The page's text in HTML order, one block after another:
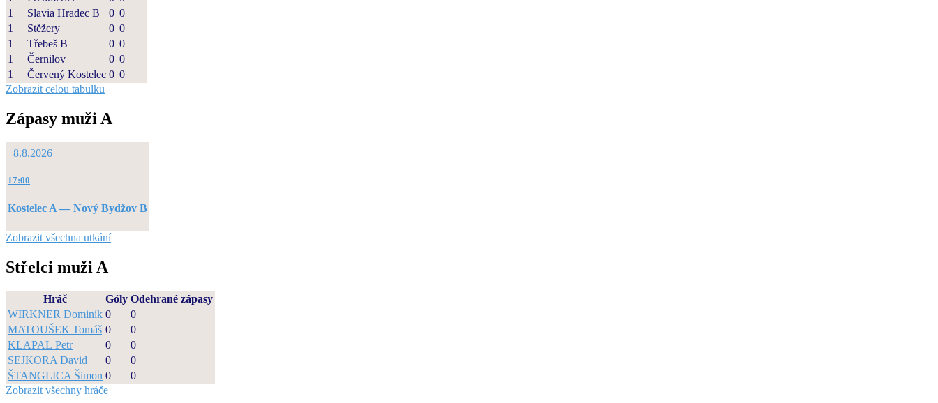
1
Slavia Hradec B 0 0
1
Stěžery 0 0
1
Třebeš B 0 0
1
Černilov 0 0
1
Červený Kostelec 0 0
Zobrazit celou tabulku
Zápasy muži A
8.8.2026
17:00
Kostelec A — Nový Bydžov B
Zobrazit všechna utkání
Střelci muži A
Hráč Góly Odehrané zápasy
WIRKNER Dominik 0
0
MATOUŠEK Tomáš 0
0
KLAPAL Petr
0
0
SEJKORA David
0
0
ŠTANGLICA Šimon 0
0
Zobrazit všechny hráče